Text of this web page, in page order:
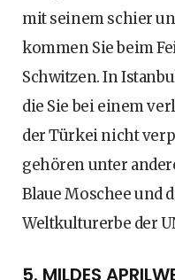
mit seinem schier
kommen Sie beim
Schwitzen. In
die Sie bei einem
der Türkei nicht
gehören unter
Blaue Moschee und
Weltkulturerbe der
5. MILDES